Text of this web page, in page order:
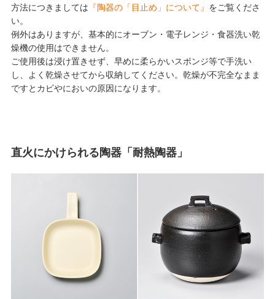
方法につきましては 『陶器の「目止め」について』 をご覧くださ
い。
例外はありますが、基本的にオーブン・電子レンジ・食器洗い乾
燥機の使用はできません。
ご使用後は浸け置きせず、早めに柔らかいスポンジ等で手洗い
し、よく乾燥させてから収納してください。乾燥が不完全なまま
ですとカビやにおいの原因になります。
直火にかけられる陶器「耐熱陶器」